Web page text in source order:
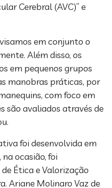
Cerebral (AVC)” e
em conjunto o
Além disso, os
em pequenos grupos
manobras práticas, por
com foco em
são avaliados através de
foi desenvolvida em
ocasião, foi
Ética e Valorização
Ariane Molinaro Vaz de